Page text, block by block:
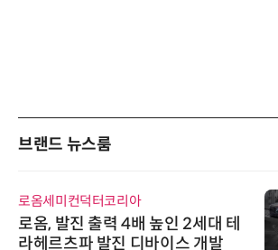
브랜드 뉴스룸
로옴세미컨덕터코리아
로옴, 발진 출력 4배 높인 2세대 테
라헤르츠파 발진 디바이스 개발